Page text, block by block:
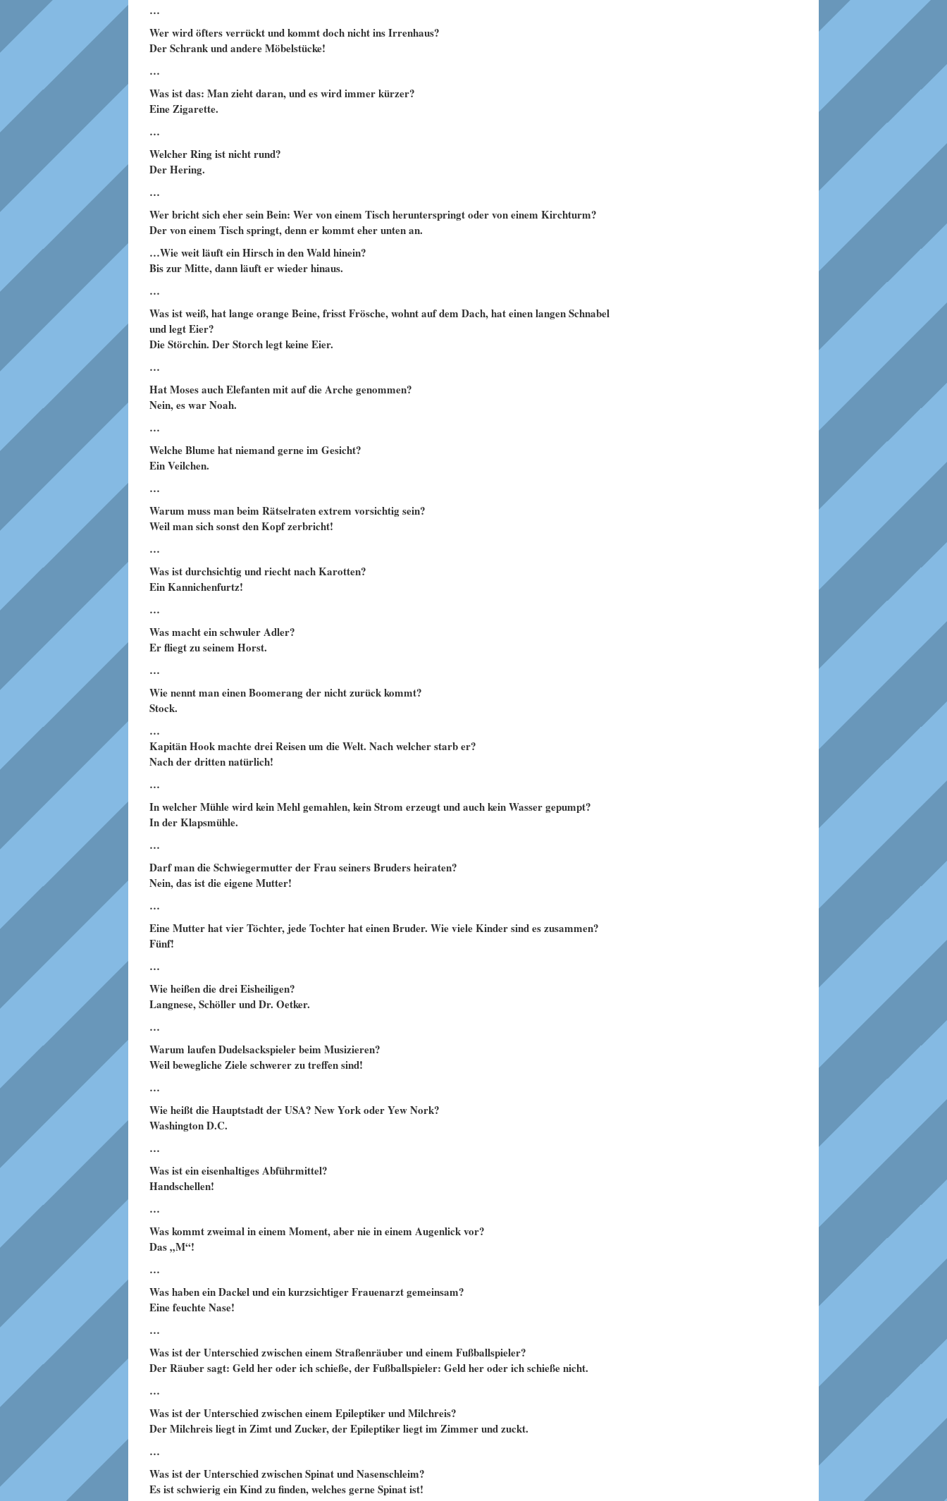
…
Wer wird öfters verrückt und kommt doch nicht ins Irrenhaus?
Der Schrank und andere Möbelstücke!
…
Was ist das: Man zieht daran, und es wird immer kürzer?
Eine Zigarette.
…
Welcher Ring ist nicht rund?
Der Hering.
…
Wer bricht sich eher sein Bein: Wer von einem Tisch herunterspringt oder von einem Kirchturm?
Der von einem Tisch springt, denn er kommt eher unten an.
…Wie weit läuft ein Hirsch in den Wald hinein?
Bis zur Mitte, dann läuft er wieder hinaus.
…
Was ist weiß, hat lange orange Beine, frisst Frösche, wohnt auf dem Dach, hat einen langen Schnabel
und legt Eier?
Die Störchin. Der Storch legt keine Eier.
…
Hat Moses auch Elefanten mit auf die Arche genommen?
Nein, es war Noah.
…
Welche Blume hat niemand gerne im Gesicht?
Ein Veilchen.
…
Warum muss man beim Rätselraten extrem vorsichtig sein?
Weil man sich sonst den Kopf zerbricht!
…
Was ist durchsichtig und riecht nach Karotten?
Ein Kannichenfurtz!
…
Was macht ein schwuler Adler?
Er fliegt zu seinem Horst.
…
Wie nennt man einen Boomerang der nicht zurück kommt?
Stock.
…
Kapitän Hook machte drei Reisen um die Welt. Nach welcher starb er?
Nach der dritten natürlich!
…
In welcher Mühle wird kein Mehl gemahlen, kein Strom erzeugt und auch kein Wasser gepumpt?
In der Klapsmühle.
…
Darf man die Schwiegermutter der Frau seiners Bruders heiraten?
Nein, das ist die eigene Mutter!
…
Eine Mutter hat vier Töchter, jede Tochter hat einen Bruder. Wie viele Kinder sind es zusammen?
Fünf!
…
Wie heißen die drei Eisheiligen?
Langnese, Schöller und Dr. Oetker.
…
Warum laufen Dudelsackspieler beim Musizieren?
Weil bewegliche Ziele schwerer zu treffen sind!
…
Wie heißt die Hauptstadt der USA? New York oder Yew Nork?
Washington D.C.
…
Was ist ein eisenhaltiges Abführmittel?
Handschellen!
…
Was kommt zweimal in einem Moment, aber nie in einem Augenlick vor?
Das „M“!
…
Was haben ein Dackel und ein kurzsichtiger Frauenarzt gemeinsam?
Eine feuchte Nase!
…
Was ist der Unterschied zwischen einem Straßenräuber und einem Fußballspieler?
Der Räuber sagt: Geld her oder ich schieße, der Fußballspieler: Geld her oder ich schieße nicht.
…
Was ist der Unterschied zwischen einem Epileptiker und Milchreis?
Der Milchreis liegt in Zimt und Zucker, der Epileptiker liegt im Zimmer und zuckt.
…
Was ist der Unterschied zwischen Spinat und Nasenschleim?
Es ist schwierig ein Kind zu finden, welches gerne Spinat ist!